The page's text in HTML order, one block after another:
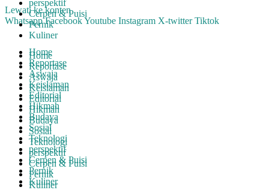
Lewati ke konten
Whatsapp FacebookYoutube Instagram X-twitter Tiktok
Home
Reportase
Aswaja
Keislaman
Editorial
Hikmah
Budaya
Sosial
Teknologi
perspektif
Cerpen & Puisi
Pernik
Kuliner
perspektif
Cerpen & Puisi
Pernik
Kuliner
Home
Reportase
Aswaja
Keislaman
Editorial
Hikmah
Budaya
Sosial
Teknologi
perspektif
Cerpen & Puisi
Pernik
Kuliner